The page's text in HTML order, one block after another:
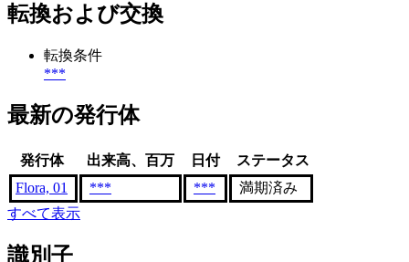
転換および交換
転換条件
***
最新の発行体
発行体 出来高、百万 日付
ステータス
Flora, 01
*** ***
満期済み
すべて表示
識別子